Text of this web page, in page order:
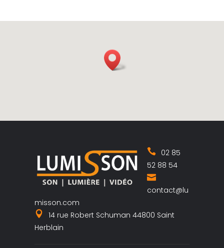
02 85
52 88 54
contact@lu
misson.com
14 rue Robert Schuman 44800 Saint
Herblain